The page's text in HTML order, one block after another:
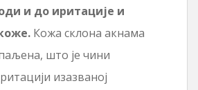
и до иритације и
Кожа склона акнама
што је чини
изазваној